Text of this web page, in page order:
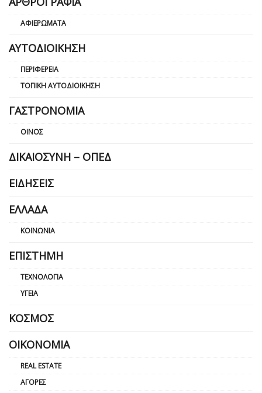
ΑΦΙΕΡΏΜΑΤΑ
ΑΥΤΟΔΙΟΊΚΗΣΗ
ΠΕΡΙΦΈΡΕΙΑ
ΤΟΠΙΚΉ ΑΥΤΟΔΙΟΊΚΗΣΗ
ΓΑΣΤΡΟΝΟΜΊΑ
ΟΊΝΟΣ
ΔΙΚΑΙΟΣΎΝΗ – ΟΠΕΔ
ΕΙΔΉΣΕΙΣ
ΕΛΛΆΔΑ
ΚΟΙΝΩΝΊΑ
ΕΠΙΣΤΉΜΗ
ΤΕΧΝΟΛΟΓΊΑ
ΥΓΕΊΑ
ΚΌΣΜΟΣ
ΟΙΚΟΝΟΜΊΑ
REAL ESTATE
ΑΓΟΡΈΣ